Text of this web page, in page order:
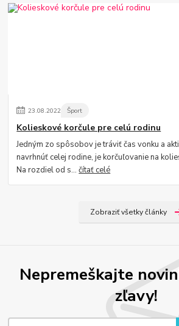
23.08.2022 Šport
Kolieskové korčule pre celú rodinu
Jedným zo spôsobov je tráviť čas vonku a
navrhnúť celej rodine, je korčuľovanie na
Na rozdiel od s...čítať celé
Zobraziť všetky články
Nepremeškajte
zľavy!